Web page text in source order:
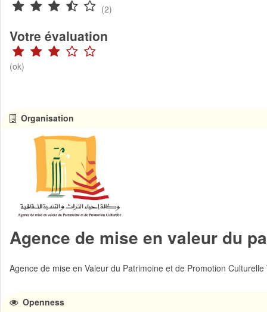
(2)
Votre évaluation
(ok)
Organisation
Agence de mise en valeur du
Agence de mise en Valeur du Patrimoine et de Promotion
Openness